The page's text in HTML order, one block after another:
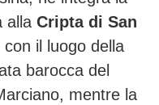
alla Cripta di San
il luogo della
barocca del
mentre la